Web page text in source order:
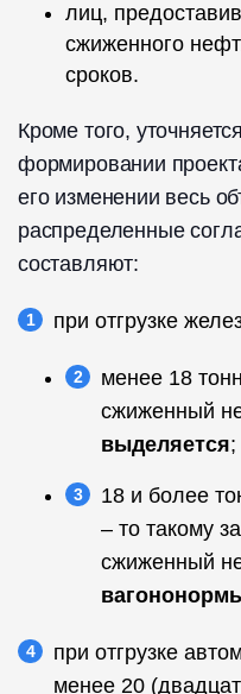
лиц,
сжиженного
сроков.
Кроме того,
формировании
его изменении весь
распределенные
составляют:
при отгрузке
менее 18
сжиженный
выделяется;
18 и более
– то такому
сжиженный
при отгрузке
менее 20